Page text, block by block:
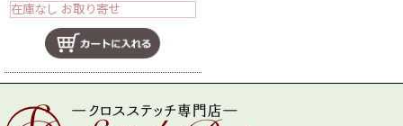
在庫なし お取り寄せ